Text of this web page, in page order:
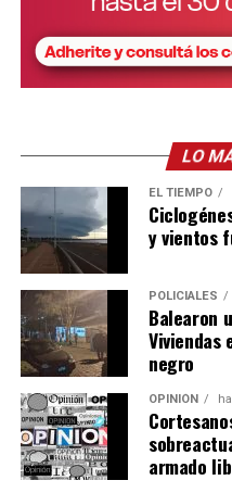
relató.
Además de las clases
preparación de suelos.
Para Skölfman, que
diseño y planificación, la
especial:
“Una cosa es diseñar una
otra muy distinta es
trabaja y entender en
proyecta”.
Una fábrica
internacional
LO
EL TIEMPO
y vientos
POLICIALES
Balearon
Viviendas
negro
OPINIÓN
armado